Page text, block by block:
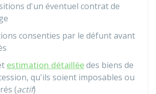
d'un éventuel contrat de
consenties par le défunt avant
estimation détailléedes biens de
qu'ils soient imposables ou
(actif)